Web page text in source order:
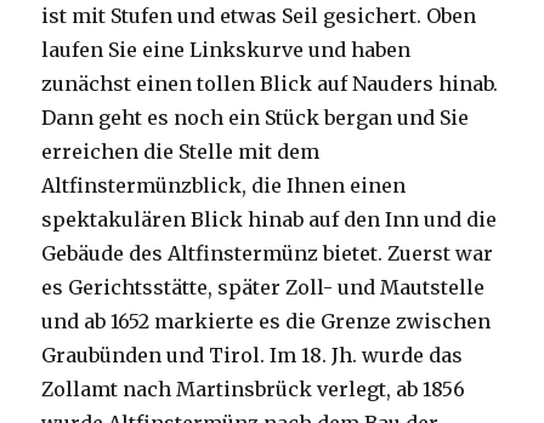
ist mit Stufen und etwas Seil gesichert. Oben
laufen Sie eine Linkskurve und haben
zunächst einen tollen Blick auf Nauders hinab.
Dann geht es noch ein Stück bergan und Sie
erreichen die Stelle mit dem
Altfinstermünzblick, die Ihnen einen
spektakulären Blick hinab auf den Inn und die
Gebäude des Altfinstermünz bietet. Zuerst war
es Gerichtsstätte, später Zoll- und Mautstelle
und ab 1652 markierte es die Grenze zwischen
Graubünden und Tirol. Im 18. Jh. wurde das
Zollamt nach Martinsbrück verlegt, ab 1856